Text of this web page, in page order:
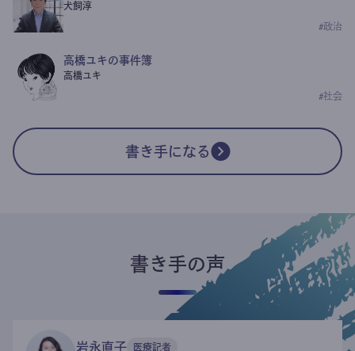
犬飼淳
#政治
高橋ユキの事件簿
高橋ユキ
#社会
書き手になる
書き手の声
岩永直子 医療記者